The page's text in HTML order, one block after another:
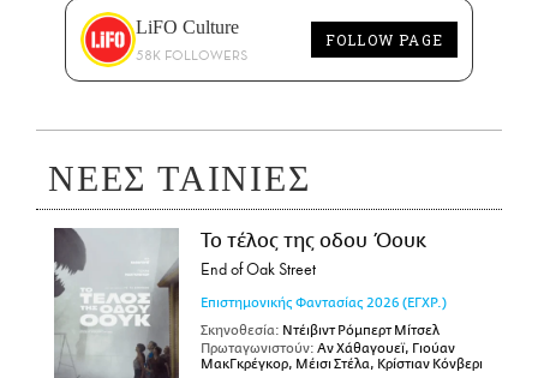
LiFO Culture
58K FOLLOWERS
FOLLOW PAGE
ΝΕΕΣ ΤΑΙΝΙΕΣ
Το τέλος της οδου Όουκ
End of Oak Street
Επιστημονικής Φαντασίας 2026 (ΕΓΧΡ.)
Σκηνοθεσία: Ντέιβιντ Ρόμπερτ Μίτσελ
Πρωταγωνιστούν: Αν Χάθαγουεϊ, Γιούαν
ΜακΓκρέγκορ, Μέισι Στέλα, Κρίστιαν Κόνβερι